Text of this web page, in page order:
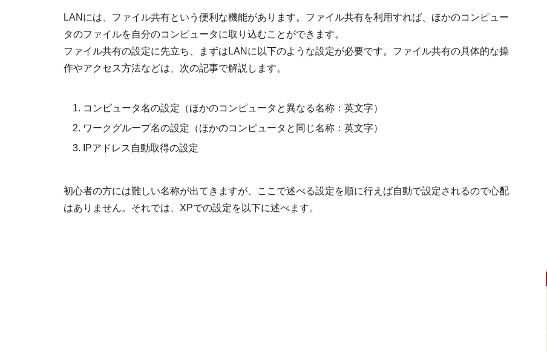
LANには、ファイル共有という便利な機能があります。ファイル共有を利用すれば、ほかのコンピュー
タのファイルを自分のコンピュータに取り込むことができます。
ファイル共有の設定に先立ち、まずはLANに以下のような設定が必要です。ファイル共有の具体的な操
作やアクセス方法などは、次の記事で解説します。
コンピュータ名の設定（ほかのコンピュータと異なる名称：英文字）
ワークグループ名の設定（ほかのコンピュータと同じ名称：英文字）
IPアドレス自動取得の設定
初心者の方には難しい名称が出てきますが、ここで述べる設定を順に行えば自動で設定されるので心配
はありません。それでは、XPでの設定を以下に述べます。